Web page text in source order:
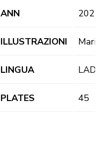
ANN 2022
ILLUSTRAZIONI Maria
LINGUA LAD
PLATES 45